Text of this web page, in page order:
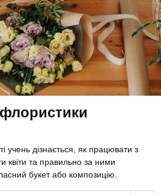
учень дізнається, як працювати з
квіти та правильно за ними
букет або композицію.